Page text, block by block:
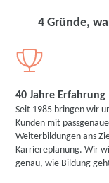
4 Gründe,
40 Jahre Erfahrung
Seit 1985 bringen wir
Kunden mit
Weiterbildungen ans
Karriereplanung. Wir
genau, wie Bildung